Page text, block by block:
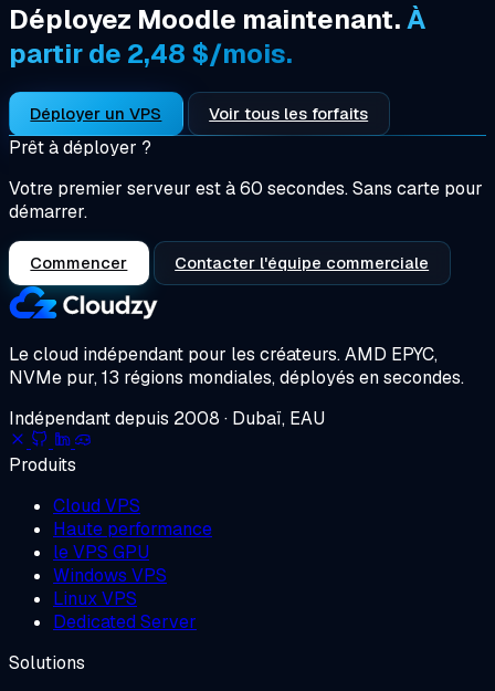
Déployez Moodle maintenant.À
partir de 2,48 $/mois.
Déployer un VPS Voir tous les forfaits
Prêt à déployer ?
Votre premier serveur est à 60 secondes. Sans carte pour
démarrer.
Commencer Contacter l'équipe commerciale
Le cloud indépendant pour les créateurs.AMD EPYC,
NVMe pur, 13 régions mondiales, déployés en secondes.
Indépendant depuis 2008 · Dubaï, EAU
Produits
Cloud VPS
Haute performance
le VPS GPU
Windows VPS
Linux VPS
Dedicated Server
Solutions